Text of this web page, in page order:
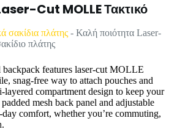
Cut MOLLE Τακτικό
σακίδια πλάτης - Καλή ποιότητα Laser-
πλάτης
features laser-cut MOLLE
snag-free way to attach pouches and
layered compartment design to keep your
mesh back panel and adjustable
day comfort, whether you’re commuting,